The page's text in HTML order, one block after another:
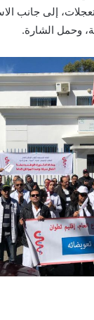
إلى جانب
وحمل الشارة.